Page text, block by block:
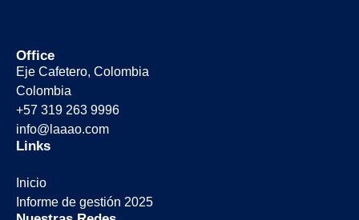
Office
Eje Cafetero, Colombia
Colombia
+57 319 263 9996
info@laaao.com
Links
Inicio
Informe de gestión 2025